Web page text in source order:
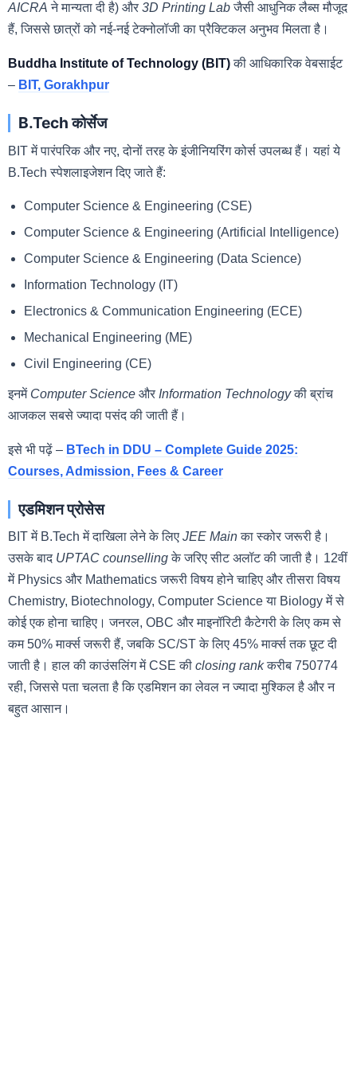
AICRA ने मान्यता दी है) और 3D Printing Labजैसी आधुनिक लैब्स मौजूद
हैं, जिससे छात्रों को नई-नई टेक्नोलॉजी का प्रैक्टिकल अनुभव मिलता है।
Buddha Institute of Technology (BIT)की आधिकारिक वेबसाईट
– BIT, Gorakhpur
B.Tech कोर्सेज
BIT में पारंपरिक और नए, दोनों तरह के इंजीनियरिंग कोर्स उपलब्ध हैं। यहां ये
B.Tech स्पेशलाइजेशन दिए जाते हैं:
Computer Science & Engineering (CSE)
Computer Science & Engineering (Artificial Intelligence)
Computer Science & Engineering (Data Science)
Information Technology (IT)
Electronics & Communication Engineering (ECE)
Mechanical Engineering (ME)
Civil Engineering (CE)
इनमें Computer Science और Information Technologyकी ब्रांच
आजकल सबसे ज्यादा पसंद की जाती हैं।
इसे भी पढ़ें – BTech in DDU – Complete Guide 2025:
Courses, Admission, Fees & Career
एडमिशन प्रोसेस
BIT में B.Tech में दाखिला लेने के लिए JEE Mainका स्कोर जरूरी है।
उसके बाद UPTAC counsellingके जरिए सीट अलॉट की जाती है। 12वीं
में Physics और Mathematics जरूरी विषय होने चाहिए और तीसरा विषय
Chemistry, Biotechnology, Computer Science या Biology में से
कोई एक होना चाहिए। जनरल, OBC और माइनॉरिटी कैटेगरी के लिए कम से
कम 50% मार्क्स जरूरी हैं, जबकि SC/ST के लिए 45% मार्क्स तक छूट दी
जाती है। हाल की काउंसलिंग में CSE की closing rankकरीब 750774
रही, जिससे पता चलता है कि एडमिशन का लेवल न ज्यादा मुश्किल है और न
बहुत आसान।